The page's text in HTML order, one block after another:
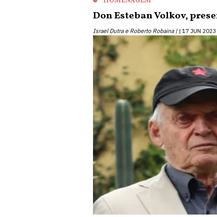
Don Esteban Volkov,
Israel Dutra e Roberto Robaina | 17 JUN 2023